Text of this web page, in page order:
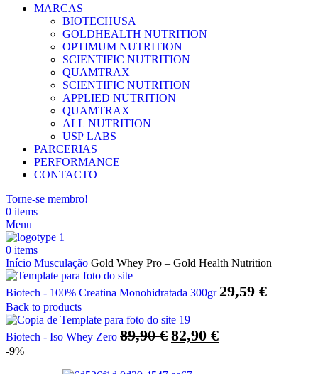
MARCAS
BIOTECHUSA
GOLDHEALTH NUTRITION
OPTIMUM NUTRITION
SCIENTIFIC NUTRITION
QUAMTRAX
SCIENTIFIC NUTRITION
APPLIED NUTRITION
QUAMTRAX
ALL NUTRITION
USP LABS
PARCERIAS
PERFORMANCE
CONTACTO
Torne-se membro!
0 items
Menu
0 items
Início Musculação Gold Whey Pro – Gold Health Nutrition
Biotech - 100% Creatina Monohidratada 300gr 29,59 €
Back to products
Biotech - Iso Whey Zero 89,90€ O
82,90 €O
-9%